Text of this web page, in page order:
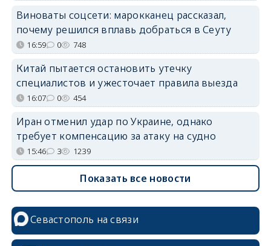
Виноваты соцсети: марокканец рассказал,
почему решился вплавь добраться в Сеуту
16:59 0 748
Китай пытается остановить утечку
специалистов и ужесточает правила выезда
16:07 0 454
Иран отменил удар по Украине, однако
требует компенсацию за атаку на судно
15:46 3 1239
Показать все новости
Севастополь на связи